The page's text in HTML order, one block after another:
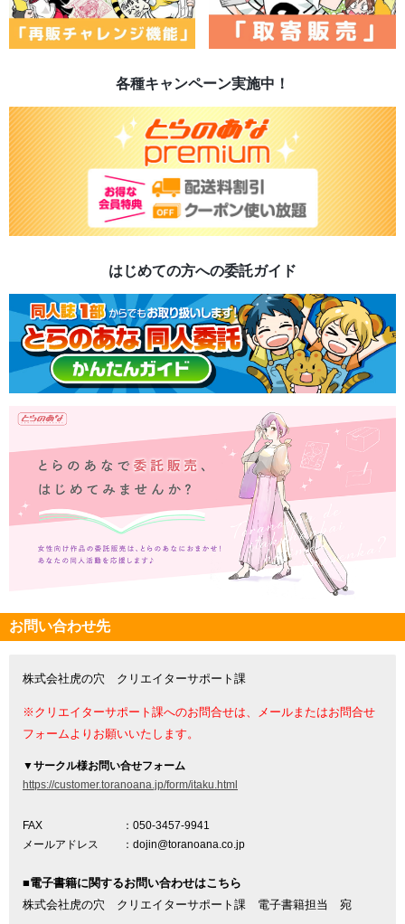
各種キャンペーン実施中！
はじめての方への委託ガイド
お問い合わせ先
株式会社虎の穴 クリエイターサポート課
※クリエイターサポート課へのお問合せは、メールまたはお問合せ
フォームよりお願いいたします。
▼サークル様お問い合せフォーム
https://customer.toranoana.jp/form/itaku.html
FAX
：050-3457-9941
メールアドレス
：dojin@toranoana.co.jp
■電子書籍に関するお問い合わせはこちら
株式会社虎の穴 クリエイターサポート課 電子書籍担当 宛